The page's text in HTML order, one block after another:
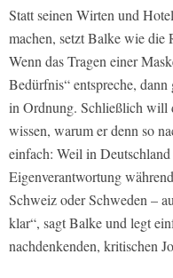
Statt seinen Wirten und
machen, setzt Balke wie die
Wenn das Tragen einer
Bedürfnis“ entspreche,
in Ordnung. Schließlich
wissen, warum er denn so
einfach: Weil in
Eigenverantwortung
Schweiz oder Schweden –
klar“, sagt Balke und legt
nachdenkenden, kritischen